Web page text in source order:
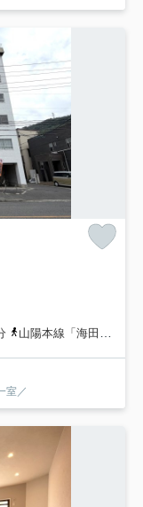
山陽本線「海田市」駅 徒歩18分
室／